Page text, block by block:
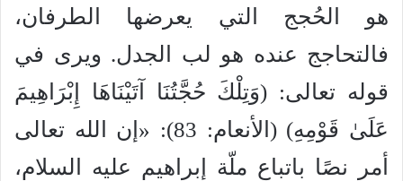
هو الحُجج التي يعرضها الطرفان،
فالتحاجج عنده هو لب الجدل. ويرى في
قوله تعالى: (وَتِلْكَ حُجَّتُنَا آتَيْنَاهَا إِبْرَاهِيمَ
عَلَىٰ قَوْمِهِ) (الأنعام: 83): «إن الله تعالى
أمر نصًا باتباع ملّة إبراهيم عليه السلام،